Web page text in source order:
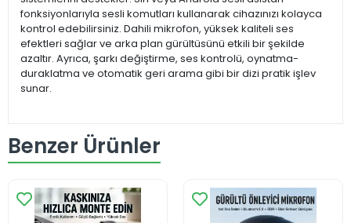
fonksiyonlarıyla sesli komutları kullanarak cihazınızı kolayca
kontrol edebilirsiniz. Dahili mikrofon, yüksek kaliteli ses
efektleri sağlar ve arka plan gürültüsünü etkili bir şekilde
azaltır. Ayrıca, şarkı değiştirme, ses kontrolü, oynatma-
duraklatma ve otomatik geri arama gibi bir dizi pratik işlev
sunar.
Benzer Ürünler